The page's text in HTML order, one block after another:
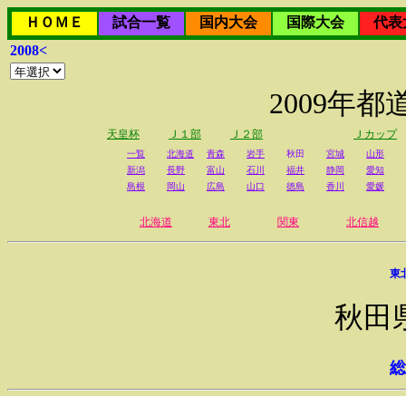
ＨＯＭＥ 試合一覧 国内大会 国際大会
代表
2008<
2009年都
天皇杯 Ｊ１部 Ｊ２部 Ｊカップ
一覧 北海道 青森 岩手 秋田 宮城
山形
新潟
長野 富山 石川 福井 静岡
愛知
島根
岡山 広島 山口 徳島 香川 愛媛
北海道 東北 関東 北信越
東
秋田